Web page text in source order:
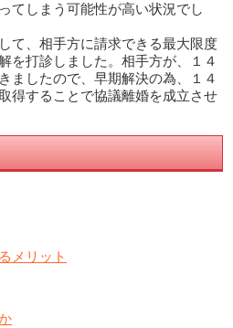
てしまう可能性が高い状況でし
、相手方に請求できる最大限度
を打診しました。相手方が、１４
ましたので、早期解決の為、１４
得することで協議離婚を成立させ
メリット